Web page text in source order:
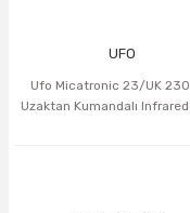
UFO
Ufo Micatronic 23/UK
Uzaktan Kumandalı Infrared